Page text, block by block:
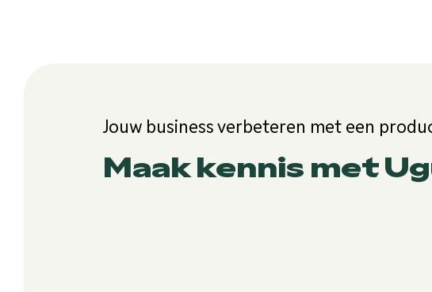
Jouw business verbeteren met een
Maak kennis met